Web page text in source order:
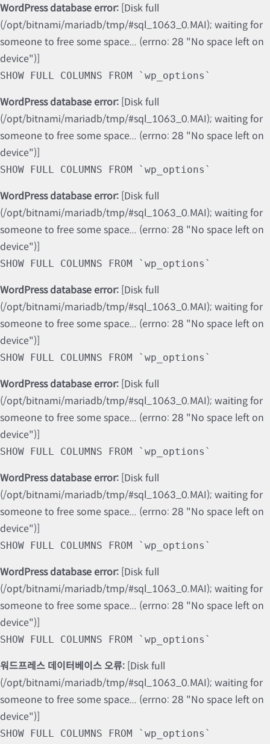
WordPress database error: [Disk full
(/opt/bitnami/mariadb/tmp/#sql_1063_0.MAI); waiting for
someone to free some space... (errno: 28 "No space left on
device")]
SHOW FULL COLUMNS FROM `wp_options`
WordPress database error: [Disk full
(/opt/bitnami/mariadb/tmp/#sql_1063_0.MAI); waiting for
someone to free some space... (errno: 28 "No space left on
device")]
SHOW FULL COLUMNS FROM `wp_options`
WordPress database error: [Disk full
(/opt/bitnami/mariadb/tmp/#sql_1063_0.MAI); waiting for
someone to free some space... (errno: 28 "No space left on
device")]
SHOW FULL COLUMNS FROM `wp_options`
WordPress database error: [Disk full
(/opt/bitnami/mariadb/tmp/#sql_1063_0.MAI); waiting for
someone to free some space... (errno: 28 "No space left on
device")]
SHOW FULL COLUMNS FROM `wp_options`
WordPress database error: [Disk full
(/opt/bitnami/mariadb/tmp/#sql_1063_0.MAI); waiting for
someone to free some space... (errno: 28 "No space left on
device")]
SHOW FULL COLUMNS FROM `wp_options`
WordPress database error: [Disk full
(/opt/bitnami/mariadb/tmp/#sql_1063_0.MAI); waiting for
someone to free some space... (errno: 28 "No space left on
device")]
SHOW FULL COLUMNS FROM `wp_options`
WordPress database error: [Disk full
(/opt/bitnami/mariadb/tmp/#sql_1063_0.MAI); waiting for
someone to free some space... (errno: 28 "No space left on
device")]
SHOW FULL COLUMNS FROM `wp_options`
워드프레스 데이터베이스 오류: [Disk full
(/opt/bitnami/mariadb/tmp/#sql_1063_0.MAI); waiting for
someone to free some space... (errno: 28 "No space left on
device")]
SHOW FULL COLUMNS FROM `wp_options`